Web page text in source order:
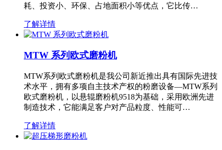
耗、投资小、环保、占地面积小等优点，它比传…
了解详情
MTW 系列欧式磨粉机
MTW系列欧式磨粉机是我公司新近推出具有国际先进技
术水平，拥有多项自主技术产权的粉磨设备—MTW系列
欧式磨粉机，以悬辊磨粉机9518为基础，采用欧洲先进
制造技术，它能满足客户对产品粒度、性能可…
了解详情